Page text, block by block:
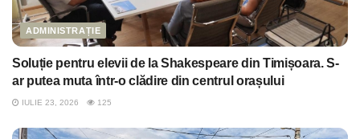
ADMINISTRAȚIE
Soluție pentru elevii de la Shakespeare din Timișoara. S-
ar putea muta într-o clădire din centrul orașului
IULIE 23, 2026 125